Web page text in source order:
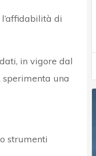
di
in vigore dal
una
strumenti